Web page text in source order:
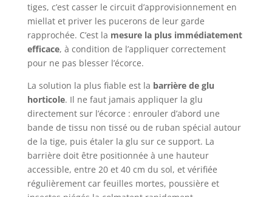
tiges, c’est casser le circuit d’approvisionnement en
miellat et priver les pucerons de leur garde
rapprochée. C’est la mesure la plus immédiatement
efficace, à condition de l’appliquer correctement
pour ne pas blesser l’écorce.
La solution la plus fiable est la barrière de glu
horticole. Il ne faut jamais appliquer la glu
directement sur l’écorce : enrouler d’abord une
bande de tissu non tissé ou de ruban spécial autour
de la tige, puis étaler la glu sur ce support. La
barrière doit être positionnée à une hauteur
accessible, entre 20 et 40 cm du sol, et vérifiée
régulièrement car feuilles mortes, poussière et